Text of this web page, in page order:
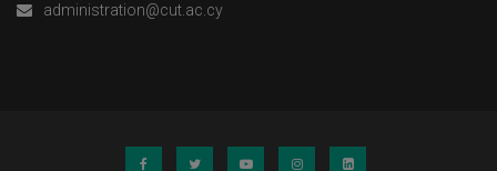
administration@cut.ac.cy